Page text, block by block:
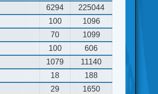
6294
225044
100
1096
70
1099
100
606
1079
11140
18
188
29
1650